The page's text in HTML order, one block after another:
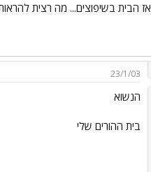
אז הבית בשיפוצים... מה רצית
23/1/03
הנשוא
בית ההורים שלי